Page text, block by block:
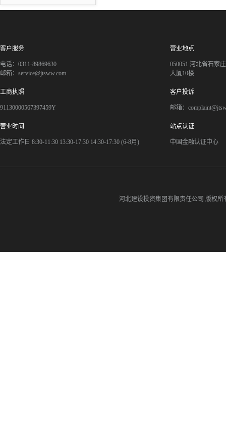
客户服务
电话：0311-89869630
邮箱：service@jtsww.com
营业地点
050051 河北省石家
大厦10楼
工商执照
91130000567397459Y
客户投诉
邮箱：
营业时间
法定工作日 8:30-11:30 13:30-17:30 14:30-17:30 (6-8月)
站点认证
中国金融认证中心
河北建设投资集团有限责任公司 版权所